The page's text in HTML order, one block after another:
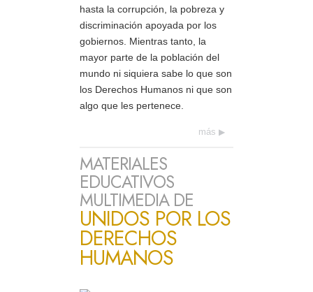
hasta la corrupción, la pobreza y
discriminación apoyada por los
gobiernos. Mientras tanto, la
mayor parte de la población del
mundo ni siquiera sabe lo que son
los Derechos Humanos ni que son
algo que les pertenece.
más
MATERIALES
EDUCATIVOS
MULTIMEDIA DE
UNIDOS POR LOS
DERECHOS
HUMANOS